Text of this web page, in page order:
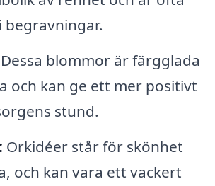
begravningar.
Dessa blommor är färgglada
och kan ge ett mer positivt
stund.
Orkidéer står för skönhet
och kan vara ett vackert